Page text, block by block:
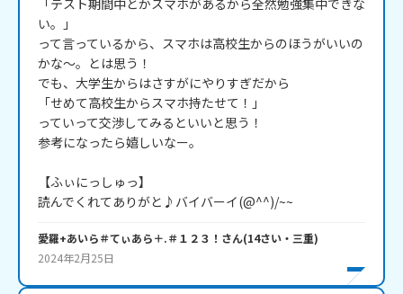
「テスト期間中とかスマホがあるから全然勉強集中できな
い。」
って言っているから、スマホは高校生からのほうがいいの
かな～。とは思う！
でも、大学生からはさすがにやりすぎだから
「せめて高校生からスマホ持たせて！」
っていって交渉してみるといいと思う！
参考になったら嬉しいなー。
【ふぃにっしゅっ】
読んでくれてありがと♪バイバーイ(@^^)/~~
愛羅+あいら＃てぃあら＋.＃１２３！ さん(14さい・ 三重)
2024年2月25日